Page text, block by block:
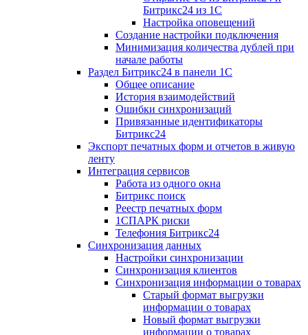
Битрикс24 из 1С
Настройка оповещений
Создание настройки подключения
Минимизация количества дублей при
начале работы
Раздел Битрикс24 в панели 1С
Общее описание
История взаимодействий
Ошибки синхронизаций
Привязанные идентификаторы
Битрикс24
Экспорт печатных форм и отчетов в живую
ленту
Интеграция сервисов
Работа из одного окна
Битрикс поиск
Реестр печатных форм
1СПАРК риски
Телефония Битрикс24
Синхронизация данных
Настройки синхронизации
Синхронизация клиентов
Синхронизация информации о товарах
Старый формат выгрузки
информации о товарах
Новый формат выгрузки
информации о товарах